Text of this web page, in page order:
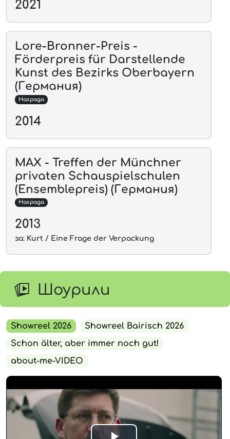
2021
Lore-Bronner-Preis -
Förderpreis für Darstellende
Kunst des Bezirks Oberbayern
(Германия)
Награда
2014
MAX - Treffen der Münchner
privaten Schauspielschulen
(Ensemblepreis) (Германия)
Награда
2013
за: Kurt / Eine Frage der Verpackung
Шоурили
Showreel 2026
Showreel Bairisch 2026
Schon älter, aber immer noch gut!
about-me-VIDEO